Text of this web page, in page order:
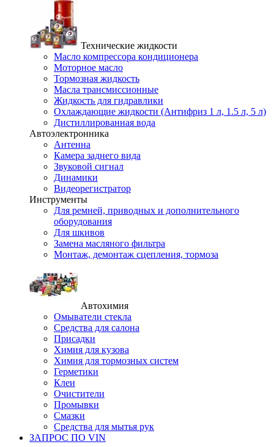
Технические жидкости
Масло компрессора кондиционера
Моторное масло
Тормозная жидкость
Масла трансмиссионные
Жидкость для гидравлики
Охлаждающие жидкости (Антифриз 1 л, 1.5 л, 5 л)
Дистиллированная вода
Автоэлектронника
Антенна
Камера заднего вида
Звуковой сигнал
Динамики
Видеорегистратор
Инструменты
Для ремней, приводных и дополнительного
оборудования
Для шкивов
Замена масляного фильтра
Монтаж, демонтаж сцепления, тормоза
Автохимия
Омыватели стекла
Средства для салона
Присадки
Химия для кузова
Химия для тормозных систем
Герметики
Клеи
Очистители
Промывки
Смазки
Средства для мытья рук
ЗАПРОС ПО VIN